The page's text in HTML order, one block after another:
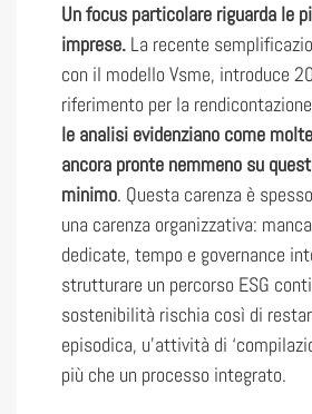
Un focus particolare riguarda le
imprese. La recente
con il modello Vsme, introduce
riferimento per la
le analisi evidenziano come
ancora pronte nemmeno su
minimo. Questa carenza è
una carenza organizzativa:
dedicate, tempo e governance
strutturare un percorso ESG
sostenibilità rischia così di
episodica, u’attività di
più che un processo integrato.